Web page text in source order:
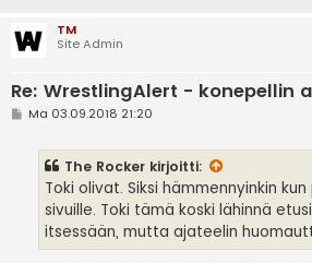
TM
Site Admin
Re: WrestlingAlert - konepellin
VMa 03.09.2018 21:20
The Rocker kirjoitti:
Toki olivat. Siksi hämmennyinkin
sivuille. Toki tämä koski lähinnä
itsessään, mutta ajateelin